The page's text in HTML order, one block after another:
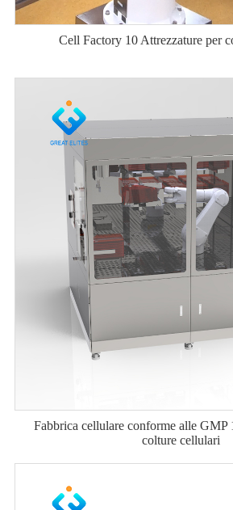
Cell Factory 10 Attrezzature per
Fabbrica cellulare conforme alle GMP
colture cellulari